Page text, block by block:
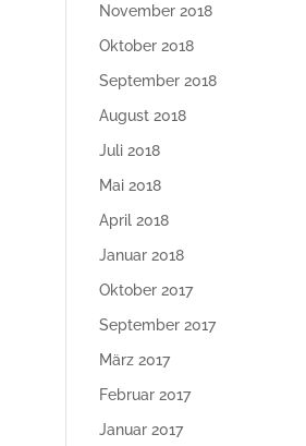
November 2018
Oktober 2018
September 2018
August 2018
Juli 2018
Mai 2018
April 2018
Januar 2018
Oktober 2017
September 2017
März 2017
Februar 2017
Januar 2017